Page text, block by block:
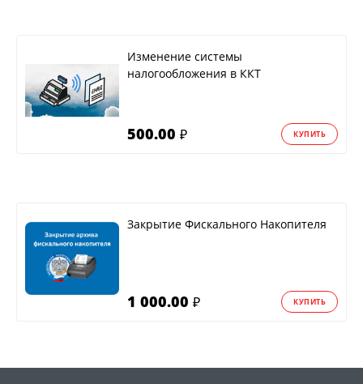
Изменение системы
налогообложения в ККТ
500.00 ₽ КУПИТЬ
Закрытие Фискального Накопителя
1 000.00 ₽ КУПИТЬ